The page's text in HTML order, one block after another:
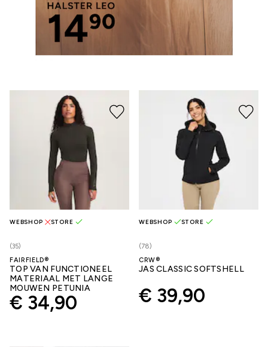
(35)
WEBSHOP STORE
FAIRFIELD®
TOP VAN FUNCTIONEEL
MATERIAAL MET LANGE
MOUWEN PETUNIA
€ 34,90
(78)
WEBSHOP STORE
CRW®
JAS CLASSIC SOFTSHELL
€ 39,90